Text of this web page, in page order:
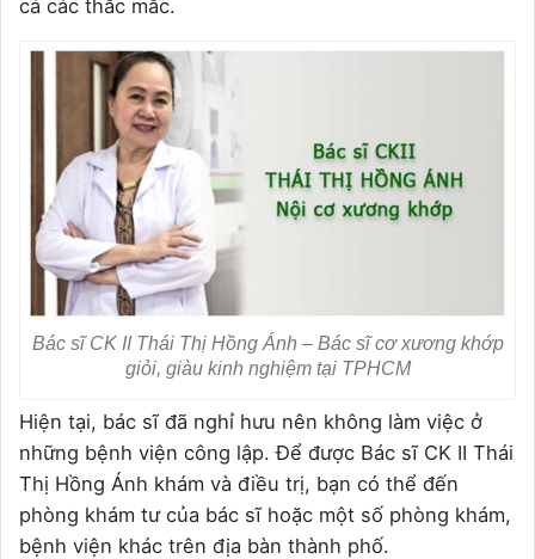
cả các thắc mắc.
Bác sĩ CK II Thái Thị Hồng Ánh – Bác sĩ cơ xương khớp
giỏi, giàu kinh nghiệm tại TPHCM
Hiện tại, bác sĩ đã nghỉ hưu nên không làm việc ở
những bệnh viện công lập. Để được Bác sĩ CK II Thái
Thị Hồng Ánh khám và điều trị, bạn có thể đến
phòng khám tư của bác sĩ hoặc một số phòng khám,
bệnh viện khác trên địa bàn thành phố.